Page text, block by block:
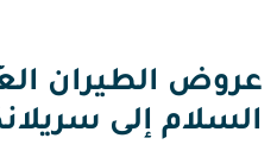
عروض الطيران
السلام إلى